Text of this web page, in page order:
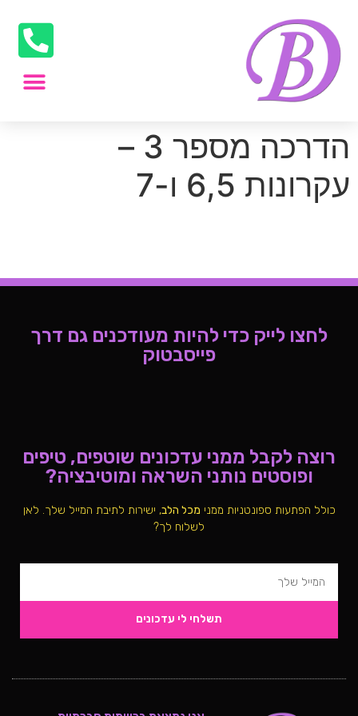
הדרכה מספר 3 –
עקרונות 6,5 ו-7
לחצו לייק כדי להיות מעודכנים גם דרך
פייסבטוק
רוצה לקבל ממני עדכונים שוטפים, טיפים
ופוסטים נותני השראה ומוטיבציה?
כולל הפתעות ספונטניות ממני מכל הלב, ישירות לתיבת המייל שלך. לאן
לשלוח לך?
תשלחי לי עדכונים